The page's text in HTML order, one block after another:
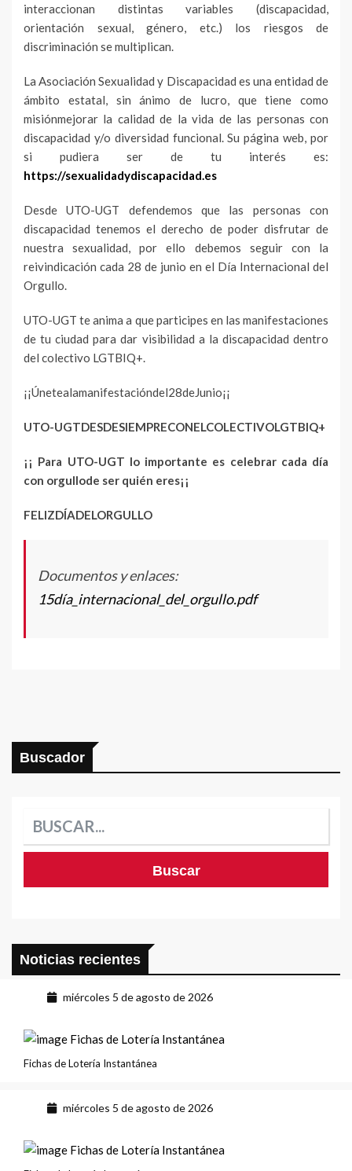
interaccionan distintas variables (discapacidad,
orientación sexual, género, etc.) los riesgos de
discriminación se multiplican.
La Asociación Sexualidad y Discapacidad es una entidad de
ámbito estatal, sin ánimo de lucro, que tiene como
misiónmejorar la calidad de la vida de las personas con
discapacidad y/o diversidad funcional. Su página web, por
si pudiera ser de tu interés es:
https://sexualidadydiscapacidad.es
Desde UTO-UGT defendemos que las personas con
discapacidad tenemos el derecho de poder disfrutar de
nuestra sexualidad, por ello debemos seguir con la
reivindicación cada 28 de junio en el Día Internacional del
Orgullo.
UTO-UGT te anima a que participes en las manifestaciones
de tu ciudad para dar visibilidad a la discapacidad dentro
del colectivo LGTBIQ+.
¡¡Únetealamanifestacióndel28deJunio¡¡
UTO-UGTDESDESIEMPRECONELCOLECTIVOLGTBIQ+
¡¡ Para UTO-UGT lo importante es celebrar cada día
con orgullode ser quién eres¡¡
FELIZDÍADELORGULLO
Documentos y enlaces:
15día_internacional_del_orgullo.pdf
Buscador
Noticias recientes
miércoles 5 de agosto de 2026
Fichas de Lotería Instantánea
miércoles 5 de agosto de 2026